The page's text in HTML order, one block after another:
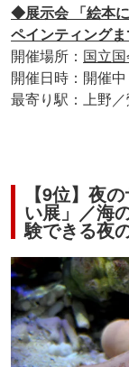
◆展⽰会 「絵本
ペインティングま
開催場所： 国立
開催日時：開催
最寄り駅：上野
【9位】夜
い展」／海
験できる夜